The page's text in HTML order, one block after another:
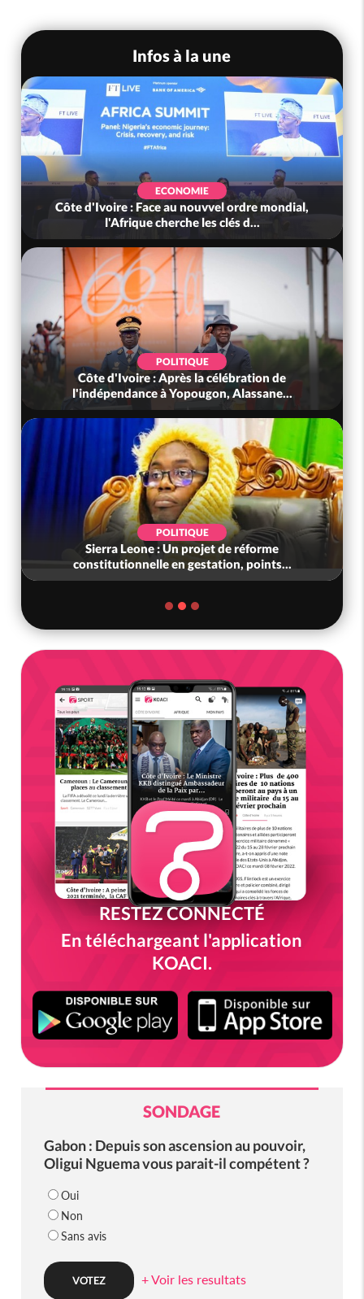
Infos à la une
ECONOMIE
Côte d'Ivoire : Face au nouvvel ordre mondial,
l'Afrique cherche les clés d...
POLITIQUE
Côte d'Ivoire : Après la célébration de
l'indépendance à Yopougon, Alassane...
POLITIQUE
Sierra Leone : Un projet de réforme
constitutionnelle en gestation, points...
RESTEZ CONNECTÉ
En téléchargeant l'application
KOACI.
SONDAGE
Gabon : Depuis son ascension au pouvoir,
Oligui Nguema vous parait-il compétent ?
Oui
Non
Sans avis
+ Voir les resultats